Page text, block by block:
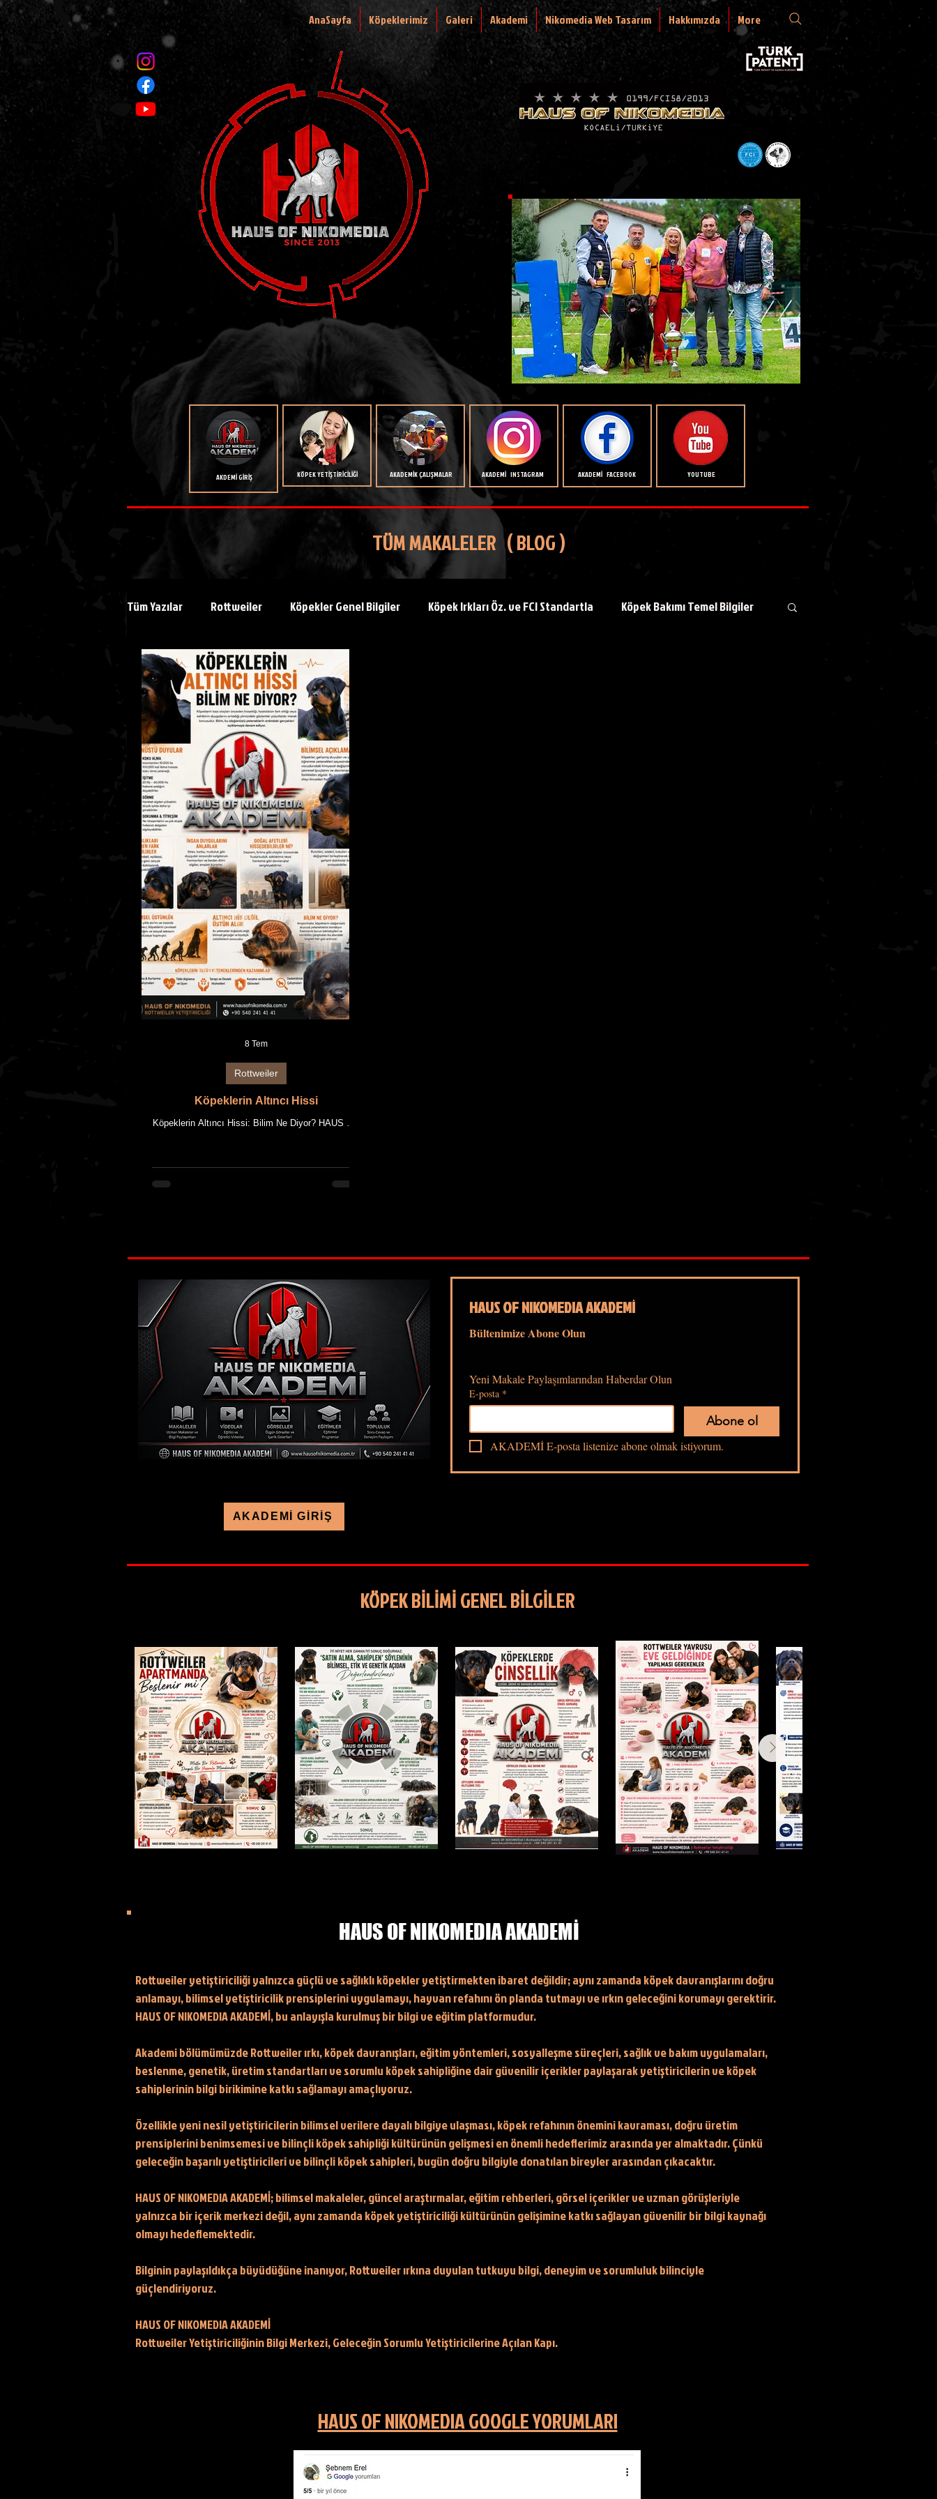
AnaSayfa Köpeklerimiz Galeri Akademi Nikomedia Web Tasarım Hakkımızda More
AKDEMİ GİRİŞ KÖPEK YETİŞTİRİCİLİĞİ AKADEMİK ÇALIŞMALAR AKADEMİ INSTAGRAM AKADEMİ FACEBOOK YOUTUBE
TÜM MAKALELER ( BLOG )
Tüm Yazılar Rottweiler Köpekler Genel Bilgiler Köpek Irkları Öz. ve FCI Standartla Köpek Bakımı Temel Bilgiler
Köpeklerde Beslenme Köpek Eğitimi
Kedi Bakımı Temel Bilgiler Kedilerde Beslenme
AKADEMİ SEVİYE 1 Bölüm 1 – Rottweiler Irkı Tanımak
Köpeklerin Altıncı Hissi
Köpeklerin Altıncı Hissi: Bilim Ne Diyor? HAUS OF
Makalede kullanılan tüm fotoğraflar, HAUS OF
Rottweiler
8 Tem
AKADEMİ GİRİŞ
HAUS OF NIKOMEDIA AKADEMİ
Bültenimize Abone Olun
Yeni Makale Paylaşımlarından Haberdar Olun
E-posta *
Abone ol
AKADEMİ E-posta listenize abone olmak istiyorum.
KÖPEK BİLİMİ GENEL BİLGİLER
HAUS OF NIKOMEDIA AKADEMİ
Rottweiler yetiştiriciliği yalnızca güçlü ve sağlıklı köpekler yetiştirmekten ibaret değildir; aynı zamanda köpek davranışlarını doğru
anlamayı, bilimsel yetiştiricilik prensiplerini uygulamayı, hayvan refahını ön planda tutmayı ve ırkın geleceğini korumayı gerektirir.
HAUS OF NIKOMEDIA AKADEMİ, bu anlayışla kurulmuş bir bilgi ve eğitim platformudur.
Akademi bölümümüzde Rottweiler ırkı, köpek davranışları, eğitim yöntemleri, sosyalleşme süreçleri, sağlık ve bakım uygulamaları,
beslenme, genetik, üretim standartları ve sorumlu köpek sahipliğine dair güvenilir içerikler paylaşarak yetiştiricilerin ve köpek
sahiplerinin bilgi birikimine katkı sağlamayı amaçlıyoruz.
Özellikle yeni nesil yetiştiricilerin bilimsel verilere dayalı bilgiye ulaşması, köpek refahının önemini kavraması, doğru üretim
prensiplerini benimsemesi ve bilinçli köpek sahipliği kültürünün gelişmesi en önemli hedeflerimiz arasında yer almaktadır. Çünkü
geleceğin başarılı yetiştiricileri ve bilinçli köpek sahipleri, bugün doğru bilgiyle donatılan bireyler arasından çıkacaktır.
HAUS OF NIKOMEDIA AKADEMİ; bilimsel makaleler, güncel araştırmalar, eğitim rehberleri, görsel içerikler ve uzman görüşleriyle
yalnızca bir içerik merkezi değil, aynı zamanda köpek yetiştiriciliği kültürünün gelişimine katkı sağlayan güvenilir bir bilgi kaynağı
olmayı hedeflemektedir.
Bilginin paylaşıldıkça büyüdüğüne inanıyor, Rottweiler ırkına duyulan tutkuyu bilgi, deneyim ve sorumluluk bilinciyle
güçlendiriyoruz.
HAUS OF NIKOMEDIA AKADEMİ
Rottweiler Yetiştiriciliğinin Bilgi Merkezi, Geleceğin Sorumlu Yetiştiricilerine Açılan Kapı.
HAUS OF NIKOMEDIA GOOGLE YORUMLARI